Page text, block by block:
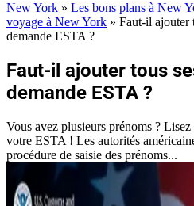
New York » Les bons plans à New
voyage à New York » Faut-il ajouter
demande ESTA ?
Faut-il ajouter tous
demande ESTA ?
Vous avez plusieurs prénoms ?
votre ESTA ! Les autorités
procédure de saisie des prénoms...